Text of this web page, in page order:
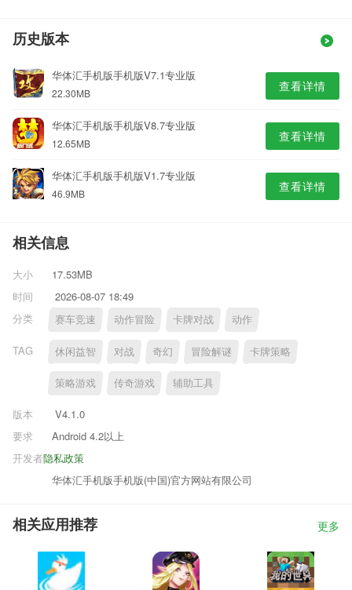
历史版本
华体汇手机版手机版V7.1专业版
22.30MB 查看详情
华体汇手机版手机版V8.7专业版
12.65MB 查看详情
华体汇手机版手机版V1.7专业版
46.9MB 查看详情
相关信息
大小
17.53MB
时间
2026-08-07 18:49
分类
赛车竞速 动作冒险 卡牌对战 动作
TAG 休闲益智 对战 奇幻 冒险解谜 卡牌策略
策略游戏 传奇游戏 辅助工具
版本
V4.1.0
要求
Android 4.2以上
隐私政策
开发者
华体汇手机版手机版(中国)官方网站有限公司
相关应用推荐 更多